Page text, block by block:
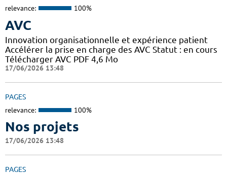
relevance: 100%
AVC
Innovation organisationnelle et expérience patient
Accélérer la prise en charge des AVC Statut : en cours
Télécharger AVC PDF 4,6 Mo
17/06/2026 13:48
PAGES
relevance: 100%
Nos projets
17/06/2026 13:48
PAGES